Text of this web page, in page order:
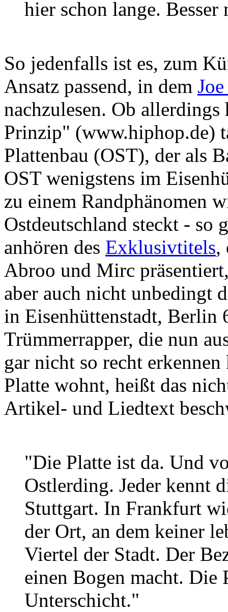
hier schon lange.
So jedenfalls ist es, zum
Ansatz passend, in dem
nachzulesen. Ob
Prinzip" (www.hiphop.de)
Plattenbau (OST), der als
OST wenigstens im
zu einem Randphänomen
Ostdeutschland steckt - so
anhören des Exklusivtitels,
Abroo und Mirc
aber auch nicht unbedingt
in Eisenhüttenstadt, Berlin
Trümmerrapper, die nun
gar nicht so recht
Platte wohnt, heißt das
Artikel- und Liedtext
"Die Platte ist da. Und
Ostlerding. Jeder kennt
Stuttgart. In Frankfurt
der Ort, an dem keiner
Viertel der Stadt. Der
einen Bogen macht. Die
Unterschicht."